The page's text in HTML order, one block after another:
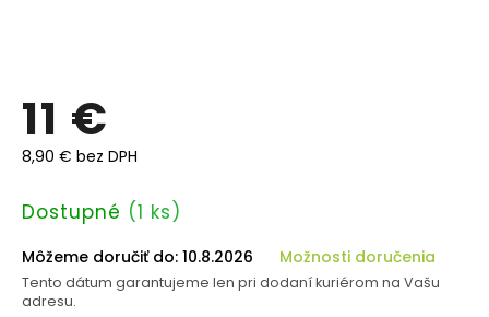
11 €
8,90 € bez DPH
Jednotková
Dostupné (1 ks)
Môžeme doručiť do: 10.8.2026 Možnosti doručenia
Tento dátum garantujeme len pri dodaní kuriérom na Vašu
adresu.